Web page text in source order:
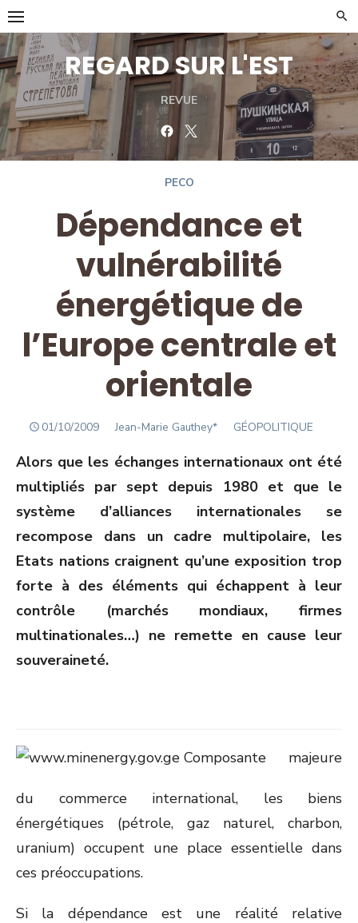
Skip
to
content
REGARD SUR L'EST
REVUE
FacebookTwitter
PECO
Dépendance et
vulnérabilité
énergétique de
l’Europe centrale et
orientale
POSTED
01/10/2009 Author
Jean-Marie Gauthey* GÉOPOLITIQUE
Alors que les échanges internationaux ont été
multipliés par sept depuis 1980 et que le
système d’alliances internationales se
recompose dans un cadre multipolaire, les
Etats nations craignent qu’une exposition trop
forte à des éléments qui échappent à leur
contrôle (marchés mondiaux, firmes
multinationales…) ne remette en cause leur
souveraineté.
Composante majeure
du commerce international, les biens
énergétiques (pétrole, gaz naturel, charbon,
uranium) occupent une place essentielle dans
ces préoccupations.
Si la dépendance est une réalité relative